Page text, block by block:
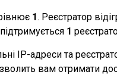
1. Реєстратор
1
IP-адреси та
вам отримати